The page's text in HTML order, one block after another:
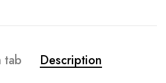
Description
tab